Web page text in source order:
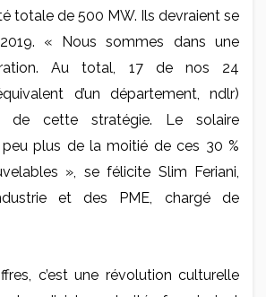
totale de 500 MW. Ils devraient se
« Nous sommes dans une
Au total, 17 de nos 24
d’un département, ndlr)
de cette stratégie. Le solaire
peu plus de la moitié de ces 30 %
», se félicite Slim Feriani,
et des PME, chargé de
c’est une révolution culturelle